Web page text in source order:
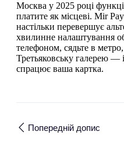
Москва у 2025 році
платите як місцеві. Mir
настільки перевершує
хвилинне налаштування
телефоном, сядьте в метро,
Третьяковську галерею —
спрацює ваша картка.
Попередній допис